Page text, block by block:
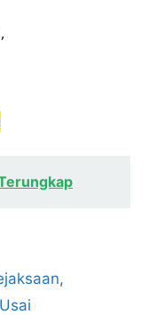
,
Usai